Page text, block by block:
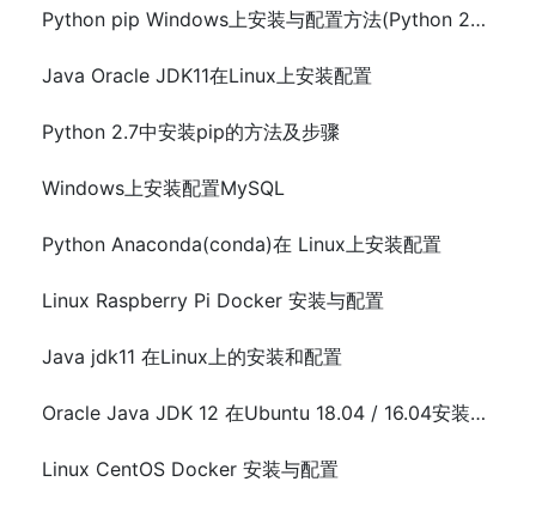
Python pip Windows上安装与配置方法(Python 2和Python 3)
Java Oracle JDK11在Linux上安装配置
Python 2.7中安装pip的方法及步骤
Windows上安装配置MySQL
Python Anaconda(conda)在 Linux上安装配置
Linux Raspberry Pi Docker 安装与配置
Java jdk11 在Linux上的安装和配置
Oracle Java JDK 12 在Ubuntu 18.04 / 16.04安装与配置
Linux CentOS Docker 安装与配置